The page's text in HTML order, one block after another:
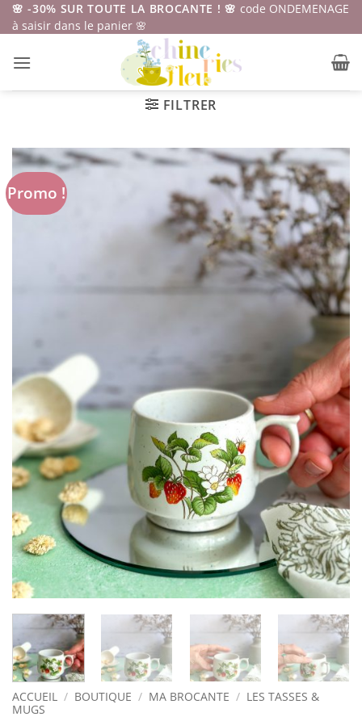
Passer
au
🌸 -30% SUR TOUTE LA BROCANTE ! 🌸 code ONDEMENAGE
à saisir dans le panier 🌸
FILTRER
Promo !
ACCUEIL / BOUTIQUE / MA BROCANTE / LES TASSES &
MUGS